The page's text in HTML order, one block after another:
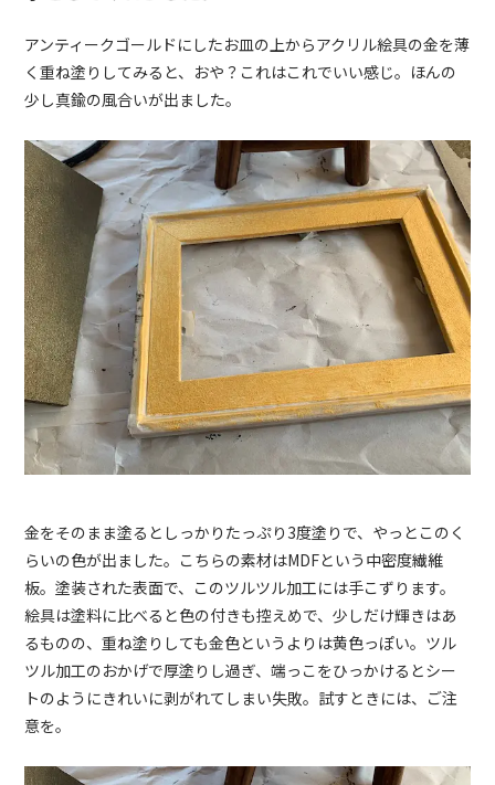
アンティークゴールドにしたお皿の上からアクリル絵具の金を薄
く重ね塗りしてみると、おや？これはこれでいい感じ。ほんの
少し真鍮の風合いが出ました。
金をそのまま塗るとしっかりたっぷり3度塗りで、やっとこのく
らいの色が出ました。こちらの素材はMDFという中密度繊維
板。塗装された表面で、このツルツル加工には手こずります。
絵具は塗料に比べると色の付きも控えめで、少しだけ輝きはあ
るものの、重ね塗りしても金色というよりは黄色っぽい。ツル
ツル加工のおかげで厚塗りし過ぎ、端っこをひっかけるとシー
トのようにきれいに剥がれてしまい失敗。試すときには、ご注
意を。